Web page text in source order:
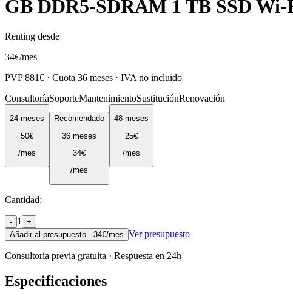
GB DDR5-SDRAM 1 TB SSD Wi-
Renting desde
34€/mes
PVP881€ · Cuota 36 meses · IVA no incluido
ConsultoríaSoporteMantenimientoSustituciónRenovación
24 meses
50€
/mes
Recomendado
36 meses
34€
/mes
48 meses
25€
/mes
Cantidad:
- 1
+
Añadir al presupuesto · 34€/mes Ver presupuesto
Consultoría previa gratuita · Respuesta en 24h
Especificaciones